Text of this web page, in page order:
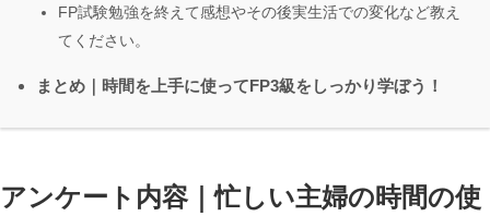
FP試験勉強を終えて感想やその後実生活での変化など教え
てください。
まとめ｜時間を上手に使ってFP3級をしっかり学ぼう！
アンケート内容｜忙しい主婦の時間の使